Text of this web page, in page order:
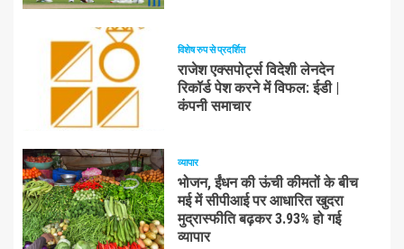
विशेष रुप से प्रदर्शित
राजेश एक्सपोर्ट्स विदेशी लेनदेन
रिकॉर्ड पेश करने में विफल: ईडी |
कंपनी समाचार
व्यापार
भोजन, ईंधन की ऊंची कीमतों के बीच
मई में सीपीआई पर आधारित खुदरा
मुद्रास्फीति बढ़कर 3.93% हो गई
व्यापार